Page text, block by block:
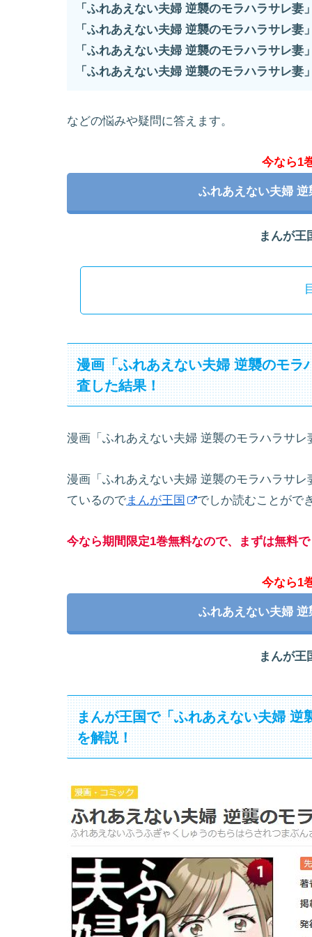
「ふれあえない夫婦 逆襲のモラハラサレ
「ふれあえない夫婦 逆襲のモラハラサレ
「ふれあえない夫婦 逆襲のモラハラサレ妻
「ふれあえない夫婦 逆襲のモラハラサレ
などの悩みや疑問に答えます。
今なら1
ふれあえない夫婦
まんが王
漫画「ふれあえない夫婦 逆襲のモラ
査した結果！
漫画「ふれあえない夫婦 逆襲のモラハラサ
漫画「ふれあえない夫婦 逆襲のモラハラサレ
ているのでまんが王国 でしか読むことがで
今なら期間限定1巻無料なので、まずは無料
今なら1
ふれあえない夫婦
まんが王
まんが王国で「ふれあえない夫婦 逆
を解説！